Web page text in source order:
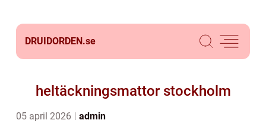
DRUIDORDEN.se
heltäckningsmattor stockholm
05 april 2026 admin